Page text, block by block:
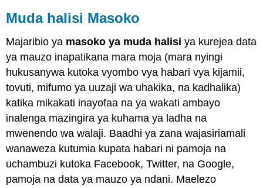
Muda halisi Masoko
Majaribio ya masoko ya muda halisi ya kurejea data
ya mauzo inapatikana mara moja (mara nyingi
hukusanywa kutoka vyombo vya habari vya kijamii,
tovuti, mifumo ya uuzaji wa uhakika, na kadhalika)
katika mikakati inayofaa na ya wakati ambayo
inalenga mazingira ya kuhama ya ladha na
mwenendo wa walaji. Baadhi ya zana wajasiriamali
wanaweza kutumia kupata habari ni pamoja na
uchambuzi kutoka Facebook, Twitter, na Google,
pamoja na data ya mauzo ya ndani. Maelezo